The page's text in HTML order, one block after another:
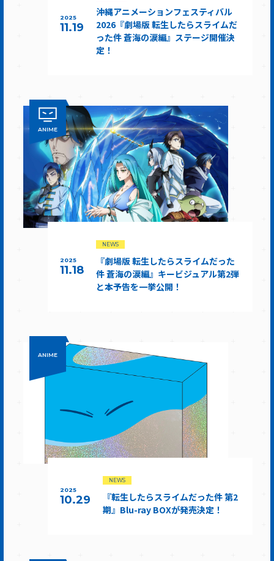
2025
11.19
沖縄アニメーションフェスティバル
2026『劇場版 転生したらスライムだ
った件 蒼海の涙編』ステージ開催決
定！
ANIME
2025
11.18
NEWS
『劇場版 転生したらスライムだった
件 蒼海の涙編』キービジュアル第2弾
と本予告を一挙公開！
ANIME
2025
10.29
NEWS
『転生したらスライムだった件 第2
期』Blu-ray BOXが発売決定！